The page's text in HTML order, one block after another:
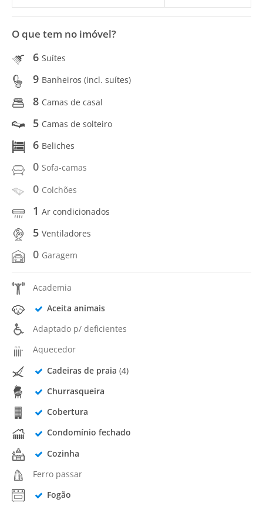
O que tem no imóvel?
6 Suítes
9 Banheiros (incl. suítes)
8 Camas de casal
5 Camas de solteiro
6 Beliches
0 Sofa-camas
0 Colchões
1 Ar condicionados
5 Ventiladores
0 Garagem
Academia
Aceita animais
Adaptado p/ deficientes
Aquecedor
Cadeiras de praia (4)
Churrasqueira
Cobertura
Condomínio fechado
Cozinha
Ferro passar
Fogão